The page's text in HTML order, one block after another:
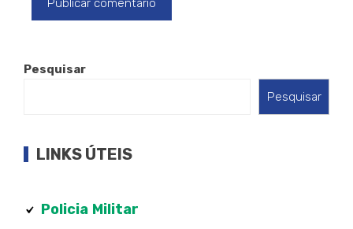
Pesquisar
Pesquisar
LINKS ÚTEIS
Policia Militar